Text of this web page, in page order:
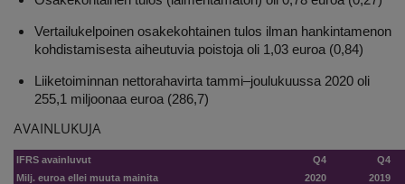
Vertailukelpoinen osakekohtainen tulos ilman hankintamenon
kohdistamisesta aiheutuvia poistoja oli 1,03 euroa (0,84)
Liiketoiminnan nettorahavirta tammi–joulukuussa 2020 oli
255,1 miljoonaa euroa (286,7)
AVAINLUKUJA
IFRS avainluvut Q4
Q4
Milj. euroa ellei muuta mainita
2020
2019